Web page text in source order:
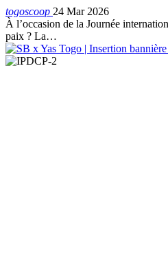
togoscoop 24 Mar 2026
À l’occasion de la Journée
paix ? La…